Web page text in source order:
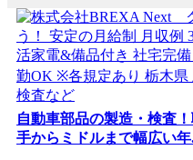
自動車部品の製造・検査
手からミドルまで幅広い年